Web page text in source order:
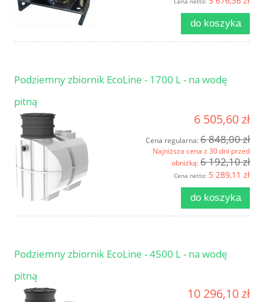
do koszyka
Podziemny zbiornik EcoLine - 1700 L - na wodę
pitną
6 505,60 zł
Cena regularna:6 848,00 zł
Najniższa cena z 30 dni przed
obniżką:6 192,10 zł
Cena netto: 5 289,11 zł
do koszyka
Podziemny zbiornik EcoLine - 4500 L - na wodę
pitną
10 296,10 zł